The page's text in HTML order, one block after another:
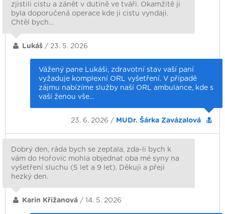
zjistili cistu a zánět v dutině ve tváři. Okamžitě ji
byla doporučená operace kde ji cistu vyndaji.
Chtěl bych…
Lukáš / 23. 5. 2026
Vážený pane Lukáši, zdravotní stav vaší paní
vyžaduje komplexní ORL vyšetření. V případě
zájmu nabízíme služby naší ORL ambulance, kde s
vaší ženou vše…
23. 6. 2026 / MUDr. Šárka Zavázalová
Dobrý den, ráda bych se zeptala, zda-li bych k
vám do Hořovic mohla objednat oba mé syny na
vyšetření sluchu (5 let a 9 let). Děkuji a přeji
hezký den.
Karin Křižanová / 14. 5. 2026